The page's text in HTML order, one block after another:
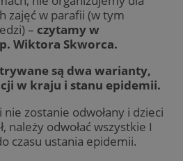
zajęć w parafii (w tym
– czytamy w
Wiktora Skworca.
są dwa warianty,
w kraju i stanu epidemii.
zostanie odwołany i dzieci
należy odwołać wszystkie I
czasu ustania epidemii.